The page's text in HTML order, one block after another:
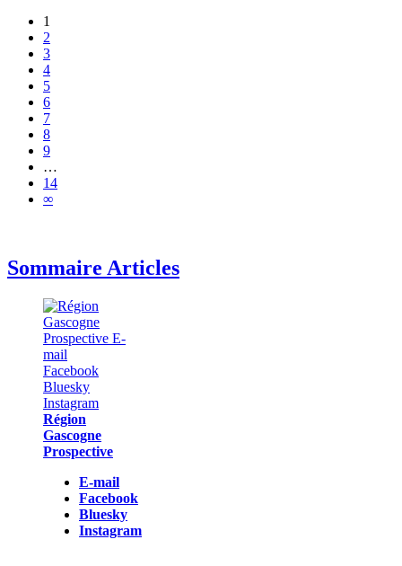
1
2
3
4
5
6
7
8
9
…
14
∞
Sommaire Articles
Région
Gascogne
Prospective
E-mail
Facebook
Bluesky
Instagram